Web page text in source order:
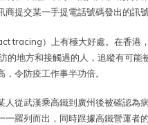
提交某一手提電話號碼發出的訊
tracing）上有極大好處。在香港
的地方和接觸過的人，追縱有可
令防疫工作事半功倍。
人從武漢乘高鐵到廣州後被確認為
一羅列而出，同時跟據高鐵營運者